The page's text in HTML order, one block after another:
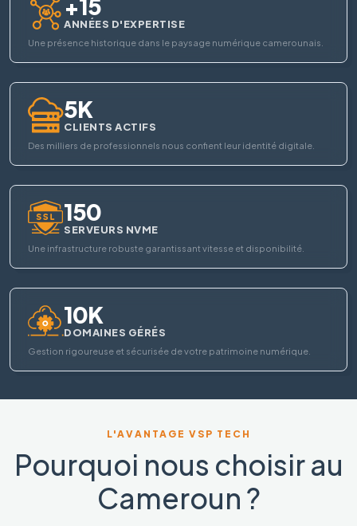
ANNÉES D'EXPERTISE
Une présence historique dans le paysage numérique camerounais.
5K
CLIENTS ACTIFS
Des milliers de professionnels nous confient leur identité digitale.
150
SERVEURS NVME
Une infrastructure robuste garantissant vitesse et disponibilité.
10K
DOMAINES GÉRÉS
Gestion rigoureuse et sécurisée de votre patrimoine numérique.
L'AVANTAGE VSP TECH
Pourquoi nous choisir au
Cameroun ?